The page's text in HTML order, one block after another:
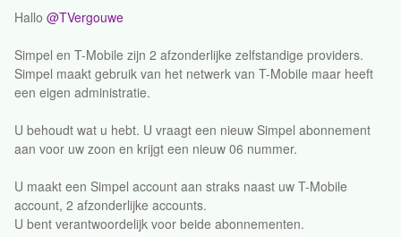
Hallo @TVergouwe
Simpel en T-Mobile zijn 2 afzonderlijke zelfstandige providers.
Simpel maakt gebruik van het netwerk van T-Mobile maar heeft
een eigen administratie.
U behoudt wat u hebt. U vraagt een nieuw Simpel abonnement
aan voor uw zoon en krijgt een nieuw 06 nummer.
U maakt een Simpel account aan straks naast uw T-Mobile
account, 2 afzonderlijke accounts.
U bent verantwoordelijk voor beide abonnementen.